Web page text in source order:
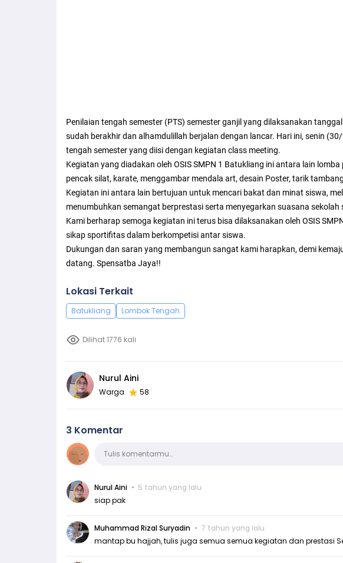
Penilaian tengah semester (PTS) semester ganjil yang dilaksanakan
sudah berakhir dan alhamdulillah berjalan dengan lancar. Hari ini, senin
tengah semester yang diisi dengan kegiatan class meeting.
Kegiatan yang diadakan oleh OSIS SMPN 1 Batukliang ini antara lain
pencak silat, karate, menggambar mendala art, desain Poster, tarik
Kegiatan ini antara lain bertujuan untuk mencari bakat dan minat siswa,
menumbuhkan semangat berprestasi serta menyegarkan suasana sekolah
Kami berharap semoga kegiatan ini terus bisa dilaksanakan oleh OSIS
sikap sportifitas dalam berkompetisi antar siswa.
Dukungan dan saran yang membangun sangat kami harapkan, demi
datang. Spensatba Jaya!!
Lokasi Terkait
Batukliang Lombok Tengah
Dilihat 1776 kali
Nurul Aini
Warga 58
3 Komentar
KomentarTulis komentarmu…
Nurul Aini
5 tahun yang lalu
siap pak
Muhammad Rizal Suryadin
7 tahun yang lalu
mantap bu hajjah, tulis juga semua semua kegiatan dan prestasi